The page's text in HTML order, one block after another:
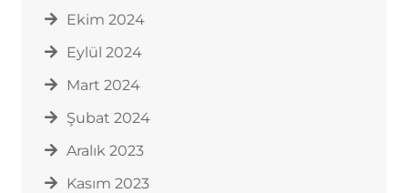
Ekim 2024
Eylül 2024
Mart 2024
Şubat 2024
Aralık 2023
Kasım 2023